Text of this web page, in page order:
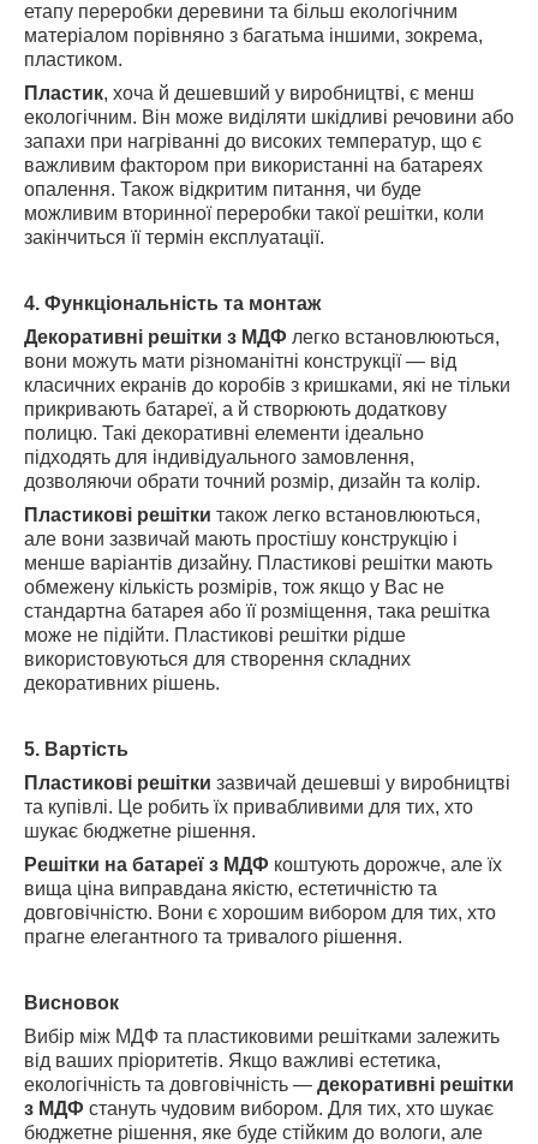
етапу переробки деревини та більш екологічним
матеріалом порівняно з багатьма іншими, зокрема,
пластиком.
Пластик, хоча й дешевший у виробництві, є менш
екологічним. Він може виділяти шкідливі речовини або
запахи при нагріванні до високих температур, що є
важливим фактором при використанні на батареях
опалення. Також відкритим питання, чи буде
можливим вторинної переробки такої решітки, коли
закінчиться її термін експлуатації.
4. Функціональність та монтаж
Декоративні решітки з МДФ легко встановлюються,
вони можуть мати різноманітні конструкції — від
класичних екранів до коробів з кришками, які не тільки
прикривають батареї, а й створюють додаткову
полицю. Такі декоративні елементи ідеально
підходять для індивідуального замовлення,
дозволяючи обрати точний розмір, дизайн та колір.
Пластикові решітки також легко встановлюються,
але вони зазвичай мають простішу конструкцію і
менше варіантів дизайну. Пластикові решітки мають
обмежену кількість розмірів, тож якщо у Вас не
стандартна батарея або її розміщення, така решітка
може не підійти. Пластикові решітки рідше
використовуються для створення складних
декоративних рішень.
5. Вартість
Пластикові решітки зазвичай дешевші у виробництві
та купівлі. Це робить їх привабливими для тих, хто
шукає бюджетне рішення.
Решітки на батареї з МДФ коштують дорожче, але їх
вища ціна виправдана якістю, естетичністю та
довговічністю. Вони є хорошим вибором для тих, хто
прагне елегантного та тривалого рішення.
Висновок
Вибір між МДФ та пластиковими решітками залежить
від ваших пріоритетів. Якщо важливі естетика,
екологічність та довговічність — декоративні решітки
з МДФ стануть чудовим вибором. Для тих, хто шукає
бюджетне рішення, яке буде стійким до вологи, але